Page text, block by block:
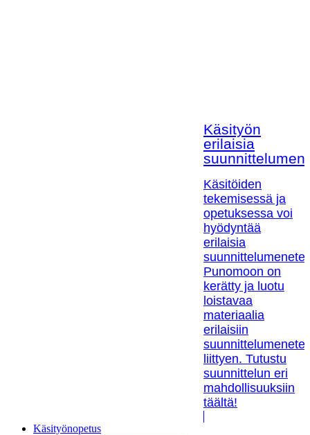
Käsityön
erilaisia
Käsitöiden
tekemisessä ja
opetuksessa voi
hyödyntää
erilaisia
Punomoon on
kerätty ja luotu
loistavaa
materiaalia
erilaisiin
liittyen. Tutustu
suunnittelun eri
mahdollisuuksiin
täältä!
Käsityönopetus